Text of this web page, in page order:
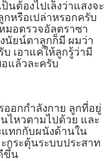
นต้องไปเล็งว่าแสงจะ
หรือเปล่าหรอกครับ
อตรวจอัลตราซา
นัยน์ตาลูกก็มี ผมว่า
เอาแค่ให้ลูกรู้ว่ามี
แล้วละครับ
อกกำลังกาย ลูกที่อยู่
ไหวตามไปด้วย และ
แทกกับผนังด้านใน
กระตุ้นระบบประสาท
ขึ้น